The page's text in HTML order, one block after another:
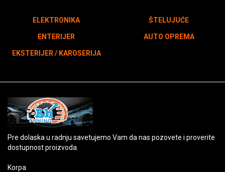
ELEKTRONIKA
ENTERIJER
EKSTERIJER / KAROSERIJA
ŠTELUJUĆE
AUTO OPREMA
Pre dolaska u radnju savetujemo Vam da nas pozovete i proverite
dostupnost proizvoda.
Korpa